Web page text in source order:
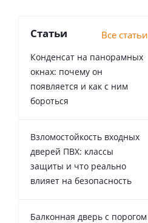
Статьи Все статьи
Конденсат на панорамных
окнах: почему он
появляется и как с ним
бороться
Взломостойкость входных
дверей ПВХ: классы
защиты и что реально
влияет на безопасность
Балконная дверь с порогом